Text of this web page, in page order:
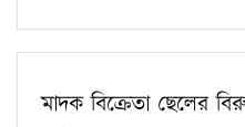
মাদক বিক্রেতা ছেলের